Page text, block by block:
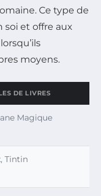
Ce type de
et offre aux
moyens.
DE LIVRES
Magique
Tintin